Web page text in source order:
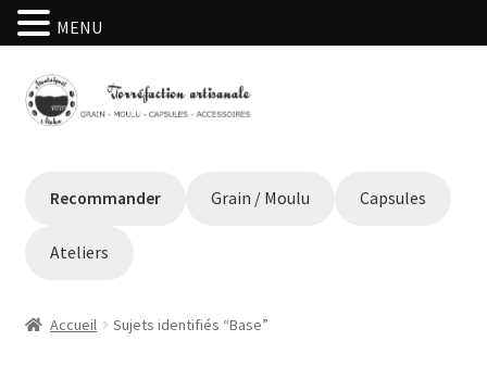
Aller
à
Aller
au
Recommander Grain / Moulu Capsules
Ateliers
Accueil Sujets identifiés “Base”
MENU